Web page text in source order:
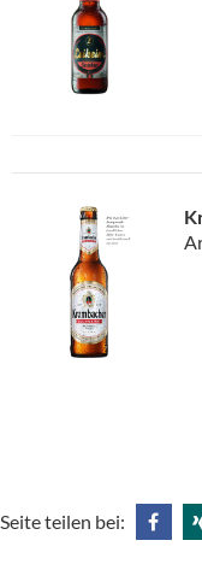
Seite teilen bei: